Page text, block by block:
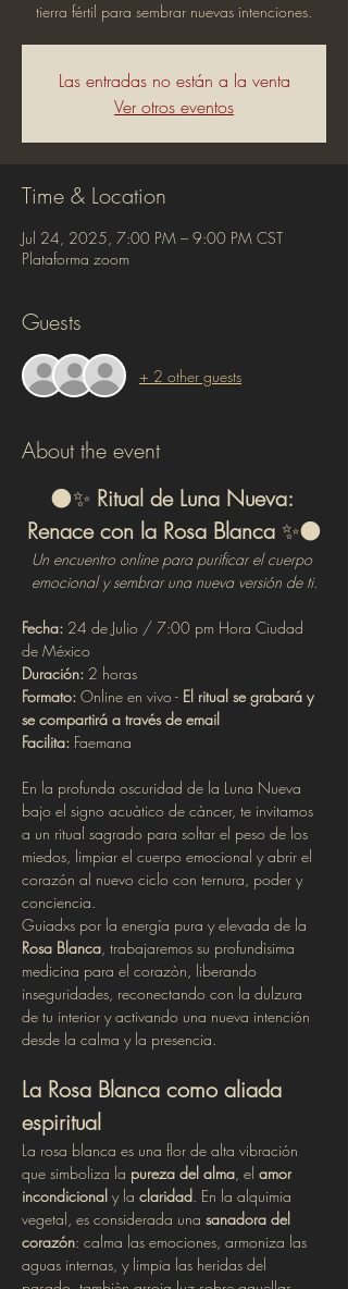
tierra fértil para sembrar nuevas intenciones.
Las entradas no están a la venta
Ver otros eventos
Time & Location
Jul 24, 2025, 7:00 PM – 9:00 PM CST
Plataforma zoom
Guests
+ 2 other guests
About the event
🌑✨ Ritual de Luna Nueva:
Renace con la Rosa Blanca ✨🌑
Un encuentro online para purificar el cuerpo
emocional y sembrar una nueva versión de ti.
Fecha: 24 de Julio / 7:00 pm Hora Ciudad
de México
Duración: 2 horas
Formato: Online en vivo - El ritual se grabará y
se compartirá a través de email
Facilita: Faemana
En la profunda oscuridad de la Luna Nueva
bajo el signo acuàtico de càncer, te invitamos
a un ritual sagrado para soltar el peso de los
miedos, limpiar el cuerpo emocional y abrir el
corazón al nuevo ciclo con ternura, poder y
conciencia.
Guiadxs por la energía pura y elevada de la
Rosa Blanca, trabajaremos su profundìsima
medicina para el corazòn, liberando
inseguridades, reconectando con la dulzura
de tu interior y activando una nueva intención
desde la calma y la presencia.
La Rosa Blanca como aliada
espiritual
La rosa blanca es una flor de alta vibración
que simboliza la pureza del alma, el amor
incondicional y la claridad. En la alquimia
vegetal, es considerada una sanadora del
corazón: calma las emociones, armoniza las
aguas internas, y limpia las heridas del